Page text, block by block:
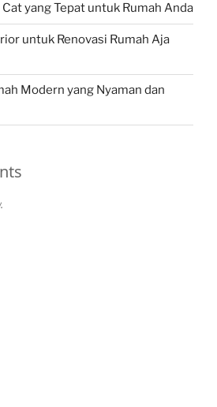
yang Tepat untuk Rumah Anda
untuk Renovasi Rumah Aja
Modern yang Nyaman dan